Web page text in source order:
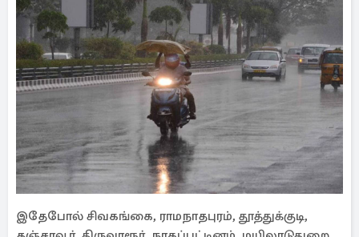
இதேபோல் சிவகங்கை, ராமநாதபுரம், தூத்துக்குடி,